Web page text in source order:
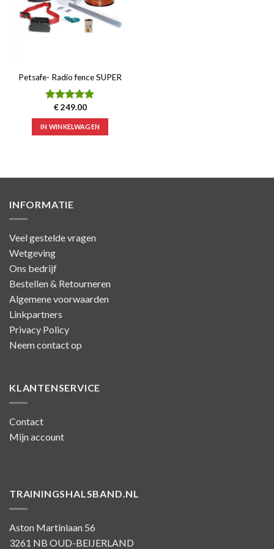
Petsafe- Radio fence SUPER
Waardering
5.00uit 5
€249.00
IN WINKELWAGEN
INFORMATIE
Veel gestelde vragen
Wetgeving
Ons bedrijf
Bestellen & Retourneren
Algemene voorwaarden
Linkpartners
Privacy Policy
Neem contact op
KLANTENSERVICE
Contact
Mijn account
TRAININGSHALSBAND.NL
Aston Martinlaan 56
3261 NB OUD-BEIJERLAND